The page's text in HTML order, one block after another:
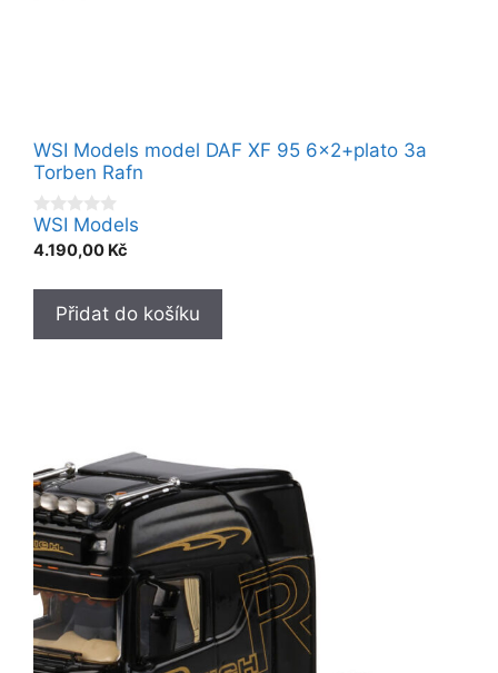
WSI Models model DAF XF 95 6×2+plato 3a
Torben Rafn
0
o
u
o
WSI Models
4.190,00 Kč
Přidat do košíku